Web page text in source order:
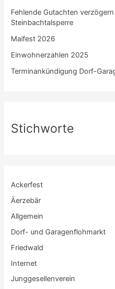
Fehlende Gutachten
Steinbachtalsperre
Maifest 2026
Einwohnerzahlen 2025
Terminankündigung Dorf-
Stichworte
Ackerfest
Äerzebär
Allgemein
Dorf- und Garagenflohmarkt
Friedwald
Internet
Junggesellenverein